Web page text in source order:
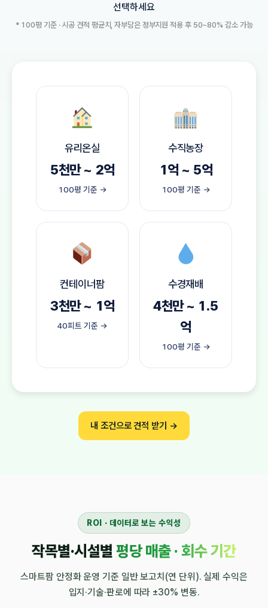
선택하세요
* 100평 기준 · 시공 견적 평균치, 자부담은 정부지원 적용 후 50~80% 감소 가능
유리온실
5천만 ~ 2억
100평 기준 →
수직농장
1억 ~ 5억
100평 기준 →
컨테이너팜
3천만 ~ 1억
40피트 기준 →
수경재배
4천만 ~ 1.5
억
100평 기준 →
내 조건으로 견적 받기 →
ROI · 데이터로 보는 수익성
작목별·시설별평당 매출 · 회수 기간
스마트팜 안정화 운영 기준 일반 보고치(연 단위). 실제 수익은
입지·기술·판로에 따라 ±30% 변동.